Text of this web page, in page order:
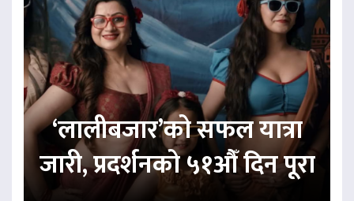
‘लालीबजार’को सफल यात्रा
जारी, प्रदर्शनको ५१औँ दिन पूरा